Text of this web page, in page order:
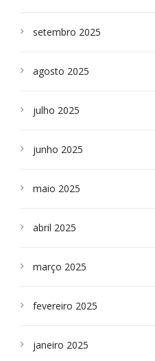
setembro 2025
agosto 2025
julho 2025
junho 2025
maio 2025
abril 2025
março 2025
fevereiro 2025
janeiro 2025